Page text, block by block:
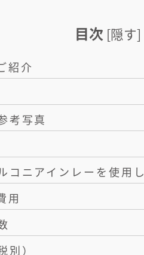
目次 [隠す]
紹介
考写真
コニアインレーを使用
用
別）